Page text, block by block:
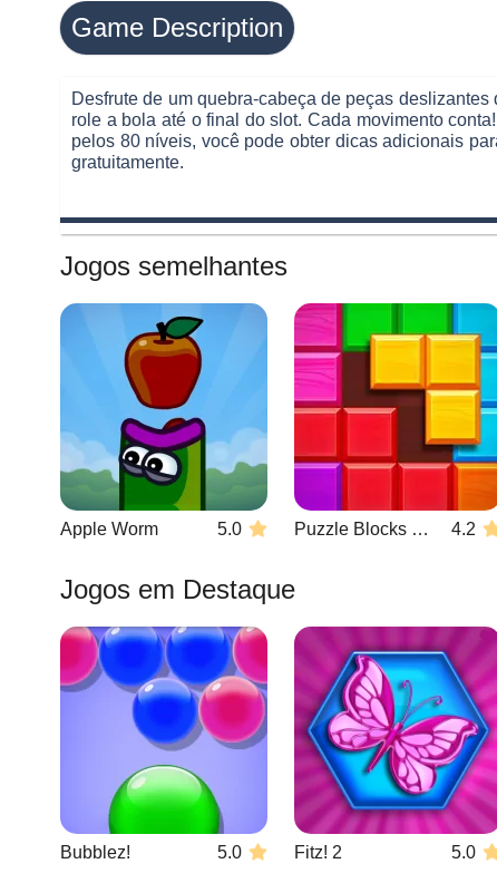
Game Description
Desfrute de um quebra-cabeça de peças
role a bola até o final do slot. Cada movimento
pelos 80 níveis, você pode obter dicas adicionais
gratuitamente.
Jogos semelhantes
Apple Worm 5.0 Puzzle Blocks Classic 4.2
Jogos em Destaque
Bubblez! 5.0 Fitz! 2 5.0